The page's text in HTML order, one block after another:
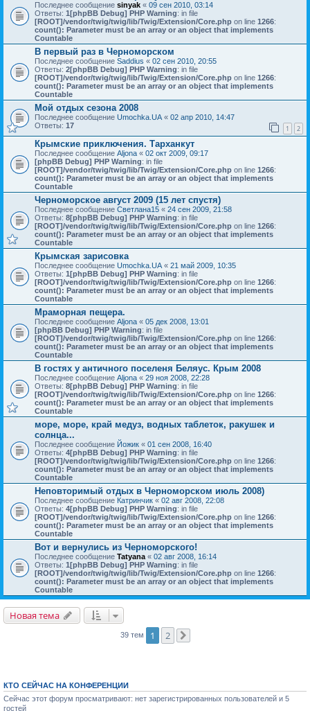
Последнее сообщение sinyak « 09 сен 2010, 03:14
Ответы: 1[phpBB Debug] PHP Warning: in file
[ROOT]/vendor/twig/twig/lib/Twig/Extension/Core.php on line 1266:
count(): Parameter must be an array or an object that implements
Countable
В первый раз в Черноморском
Последнее сообщение Saddius « 02 сен 2010, 20:55
Ответы: 2[phpBB Debug] PHP Warning: in file
[ROOT]/vendor/twig/twig/lib/Twig/Extension/Core.php on line 1266:
count(): Parameter must be an array or an object that implements
Countable
Мой отдых сезона 2008
Последнее сообщение Umochka.UA « 02 апр 2010, 14:47
Ответы: 17 1 2
Крымские приключения. Тарханкут
Последнее сообщение Aljona « 02 окт 2009, 09:17
[phpBB Debug] PHP Warning: in file
[ROOT]/vendor/twig/twig/lib/Twig/Extension/Core.php on line 1266:
count(): Parameter must be an array or an object that implements
Countable
Черноморское август 2009 (15 лет спустя)
Последнее сообщение Светлана15 « 24 сен 2009, 21:58
Ответы: 8[phpBB Debug] PHP Warning: in file
[ROOT]/vendor/twig/twig/lib/Twig/Extension/Core.php on line 1266:
count(): Parameter must be an array or an object that implements
Countable
Крымская зарисовка
Последнее сообщение Umochka.UA « 21 май 2009, 10:35
Ответы: 1 [phpBB Debug] PHP Warning: in file
[ROOT]/vendor/twig/twig/lib/Twig/Extension/Core.php on line 1266:
count(): Parameter must be an array or an object that implements
Countable
Мраморная пещера.
Последнее сообщение Aljona « 05 дек 2008, 13:01
[phpBB Debug] PHP Warning: in file
[ROOT]/vendor/twig/twig/lib/Twig/Extension/Core.php on line 1266:
count(): Parameter must be an array or an object that implements
Countable
В гостях у античного поселеня Беляус. Крым 2008
Последнее сообщение Aljona « 29 ноя 2008, 22:28
Ответы: 8[phpBB Debug] PHP Warning: in file
[ROOT]/vendor/twig/twig/lib/Twig/Extension/Core.php on line 1266:
count(): Parameter must be an array or an object that implements
Countable
море, море, край медуз, водных таблеток, ракушек и
солнца...
Последнее сообщение Йожик « 01 сен 2008, 16:40
Ответы: 4[phpBB Debug] PHP Warning: in file
[ROOT]/vendor/twig/twig/lib/Twig/Extension/Core.php on line 1266:
count(): Parameter must be an array or an object that implements
Countable
Неповторимый отдых в Черноморском июль 2008)
Последнее сообщение Катринчик « 02 авг 2008, 22:08
Ответы: 4[phpBB Debug] PHP Warning: in file
[ROOT]/vendor/twig/twig/lib/Twig/Extension/Core.php on line 1266:
count(): Parameter must be an array or an object that implements
Countable
Вот и вернулись из Черноморского!
Последнее сообщение Tatyana « 02 авг 2008, 16:14
Ответы: 1 [phpBB Debug] PHP Warning: in file
[ROOT]/vendor/twig/twig/lib/Twig/Extension/Core.php on line 1266:
count(): Parameter must be an array or an object that implements
Countable
Новая тема
39 тем 1 2
КТО СЕЙЧАС НА КОНФЕРЕНЦИИ
Сейчас этот форум просматривают: нет зарегистрированных пользователей и 5
гостей